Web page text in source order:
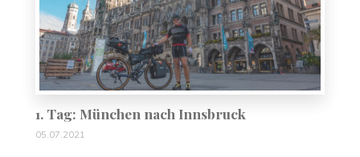
1. Tag: München nach Innsbruck
05.07.2021